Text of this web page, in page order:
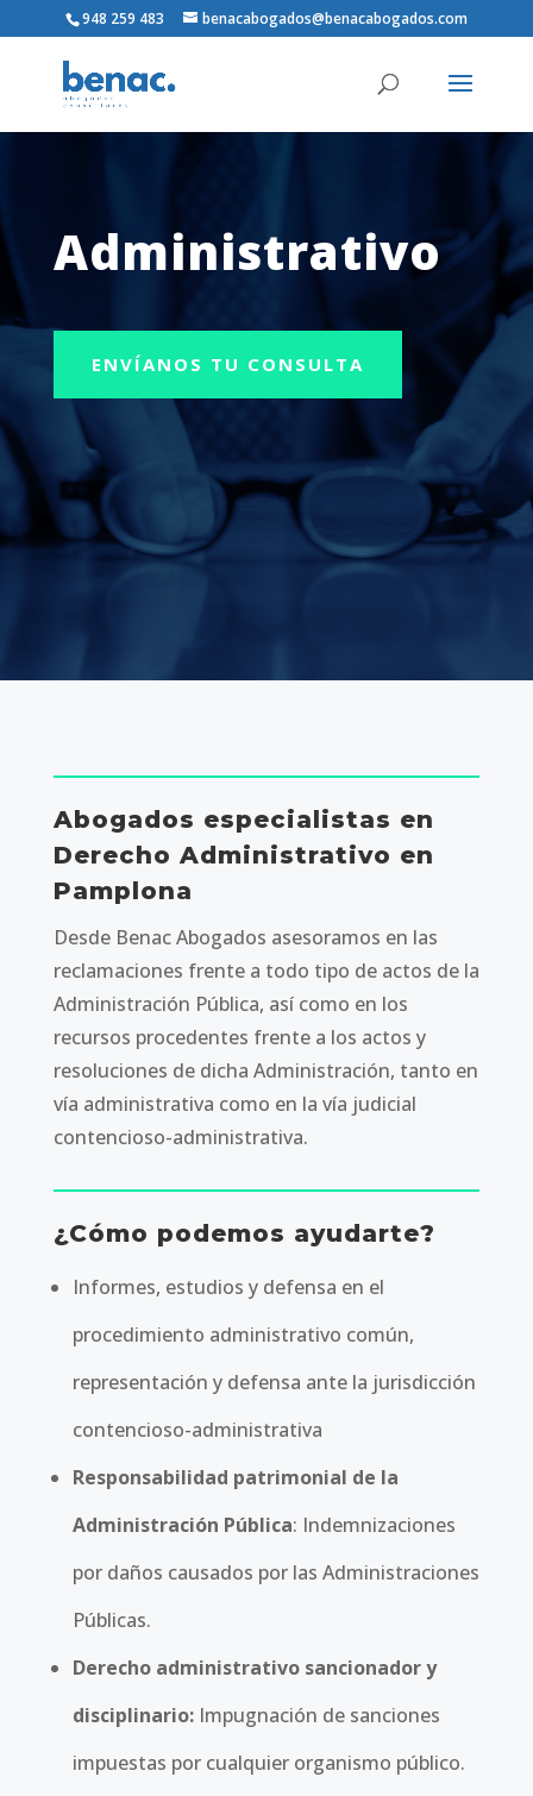
948 259 483 benacabogados@benacabogados.com
Administrativo
ENVÍANOS TU CONSULTA
Abogados especialistas en
Derecho Administrativo en
Pamplona
Desde Benac Abogados asesoramos en las
reclamaciones frente a todo tipo de actos de la
Administración Pública, así como en los
recursos procedentes frente a los actos y
resoluciones de dicha Administración, tanto en
vía administrativa como en la vía judicial
contencioso-administrativa.
¿Cómo podemos ayudarte?
Informes, estudios y defensa en el
procedimiento administrativo común,
representación y defensa ante la jurisdicción
contencioso-administrativa
Responsabilidad patrimonial de la
Administración Pública: Indemnizaciones
por daños causados por las Administraciones
Públicas.
Derecho administrativo sancionador y
disciplinario:Impugnación de sanciones
impuestas por cualquier organismo público.